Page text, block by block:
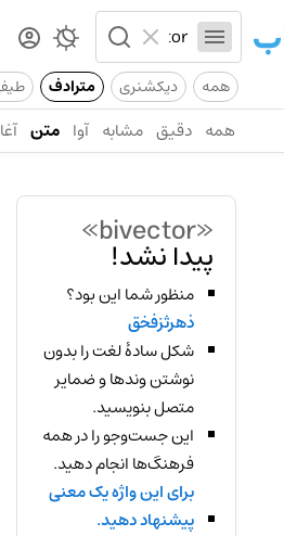
همه دیکشنری مترادف
همه دقیق مشابه آوا متن
«bivector»
پیدا نشد!
منظور شما این بود؟
ذهرثزفخق
شکل سادهٔ لغت را بدون
نوشتن وندها و ضمایر
متصل بنویسید.
این جست‌وجو را در همه
فرهنگ‌ها انجام دهید.
برای این واژه یک معنی
پیشنهاد دهید.